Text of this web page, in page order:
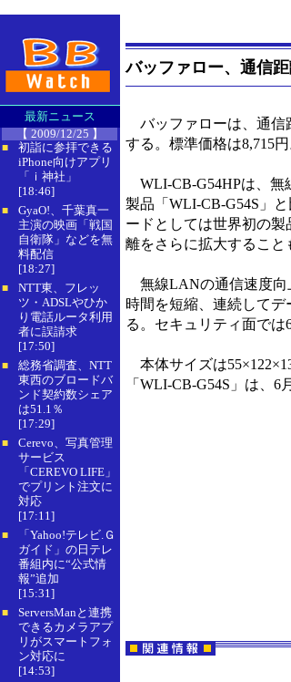
最新ニュース
【 2009/12/25 】
■
初詣に参拝できる
iPhone向けアプリ
「ｉ神社」
[18:46]
■
GyaO!、千葉真一
主演の映画「戦国
自衛隊」などを無
料配信
[18:27]
■
NTT東、フレッ
ツ・ADSLやひか
り電話ルータ利用
者に誤請求
[17:50]
■
総務省調査、NTT
東西のブロードバ
ンド契約数シェア
は51.1％
[17:29]
■
Cerevo、写真管理
サービス
「CEREVO LIFE」
でプリント注文に
対応
[17:11]
■
「Yahoo!テレビ.Ｇ
ガイド」の日テレ
番組内に“公式情
報”追加
[15:31]
■
ServersManと連携
できるカメラアプ
リがスマートフォ
ン対応に
[14:53]
バッファロー、通信
バッファローは、通信
する。標準価格は8,715円
WLI-CB-G54HPは、無
製品「WLI-CB-G54S」
ードとしては世界初の
離をさらに拡大すること
無線LANの通信速度向
時間を短縮、連続してデ
る。セキュリティ面では
本体サイズは
「WLI-CB-G54S」は、6